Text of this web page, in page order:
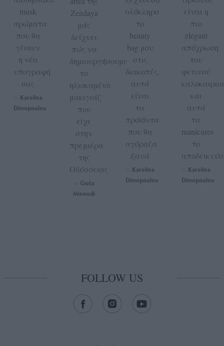
musk
αρώματα
που θα
γίνουν
η νέα
υπογραφή
σας
Karolina
Dimopoulou
Zendaya
μάς
δείχνει
πώς να
δημιουργήσουμε
το
ηλιοκαμένο
μακιγιάζ
που
είχε
στην
πρεμιέρα
της
Οδύσσειας
Giota
Minoudi
ολόκληρο
το
beauty
bag μου
στις
διακοπές,
αυτά
είναι
τα
προϊόντα
που θα
αγόραζα
ξανά
Karolina
Dimopoulou
είναι η
πιο
elegant
απόχρωση
του
φετινού
και
αυτά
τα
manicures
το
Karolina
Dimopoulou
FOLLOW US